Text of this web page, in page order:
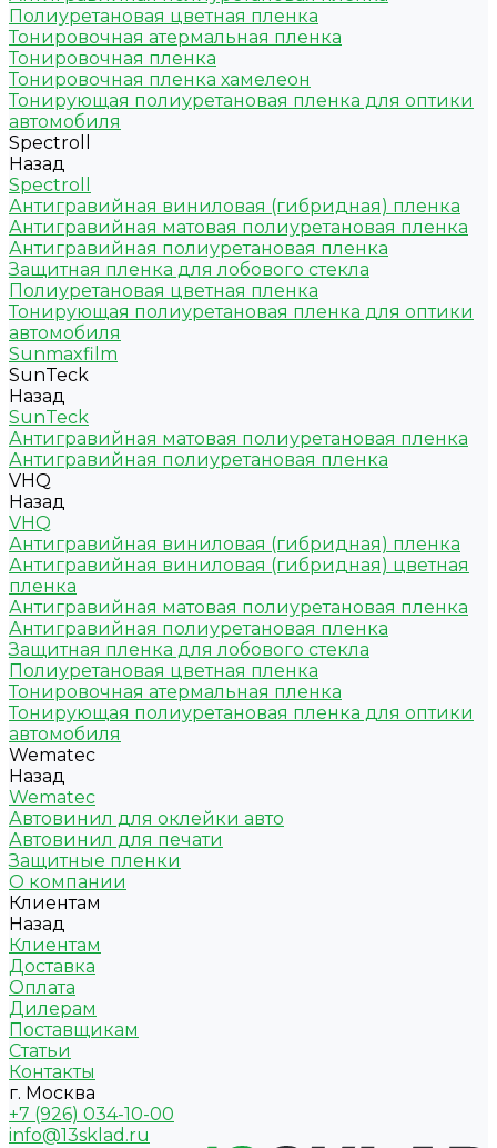
Полиуретановая цветная пленка
Тонировочная атермальная пленка
Тонировочная пленка
Тонировочная пленка хамелеон
Тонирующая полиуретановая пленка для оптики
автомобиля
Spectroll
Назад
Spectroll
Антигравийная виниловая (гибридная) пленка
Антигравийная матовая полиуретановая пленка
Антигравийная полиуретановая пленка
Защитная пленка для лобового стекла
Полиуретановая цветная пленка
Тонирующая полиуретановая пленка для оптики
автомобиля
Sunmaxfilm
SunTeck
Назад
SunTeck
Антигравийная матовая полиуретановая пленка
Антигравийная полиуретановая пленка
VHQ
Назад
VHQ
Антигравийная виниловая (гибридная) пленка
Антигравийная виниловая (гибридная) цветная
пленка
Антигравийная матовая полиуретановая пленка
Антигравийная полиуретановая пленка
Защитная пленка для лобового стекла
Полиуретановая цветная пленка
Тонировочная атермальная пленка
Тонирующая полиуретановая пленка для оптики
автомобиля
Wematec
Назад
Wematec
Автовинил для оклейки авто
Автовинил для печати
Защитные пленки
О компании
Клиентам
Назад
Клиентам
Доставка
Оплата
Дилерам
Поставщикам
Статьи
Контакты
г. Москва
+7 (926) 034-10-00
info@13sklad.ru